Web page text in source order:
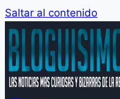
Saltar al contenido